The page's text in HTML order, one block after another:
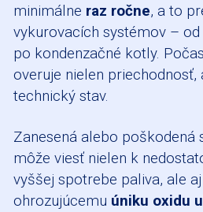
minimálne raz ročne, a to
vykurovacích systémov –
po kondenzačné kotly.
overuje nielen priechodnosť,
technický stav.
Zanesená alebo poškodená
môže viesť nielen k
vyššej spotrebe paliva, ale
ohrozujúcemu úniku oxidu